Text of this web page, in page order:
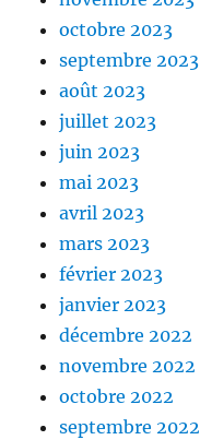
octobre 2023
septembre 2023
août 2023
juillet 2023
juin 2023
mai 2023
avril 2023
mars 2023
février 2023
janvier 2023
décembre 2022
novembre 2022
octobre 2022
septembre 2022